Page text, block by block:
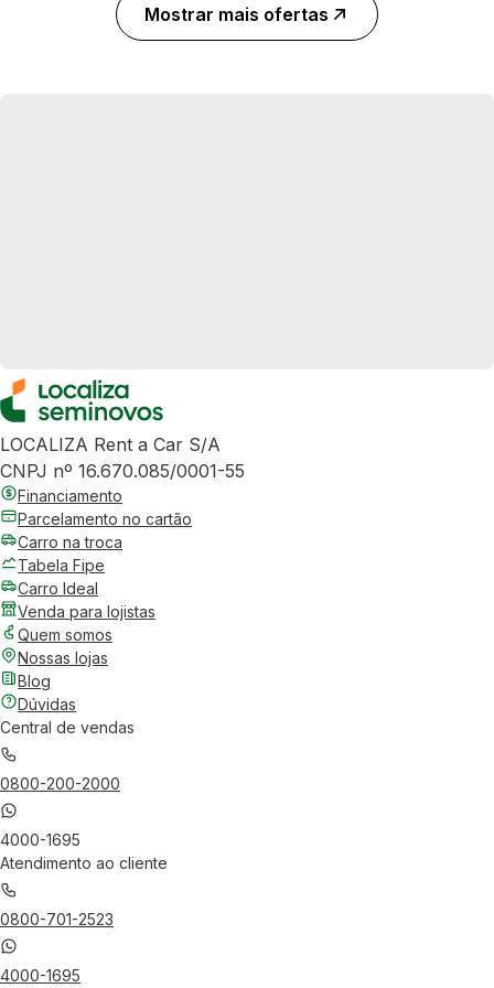
Mostrar mais ofertas
LOCALIZA Rent a Car S/A
CNPJ nº 16.670.085/0001-55
Financiamento
Parcelamento no cartão
Carro na troca
Tabela Fipe
Carro Ideal
Venda para lojistas
Quem somos
Nossas lojas
Blog
Dúvidas
Central de vendas
0800-200-2000
4000-1695
Atendimento ao cliente
0800-701-2523
4000-1695